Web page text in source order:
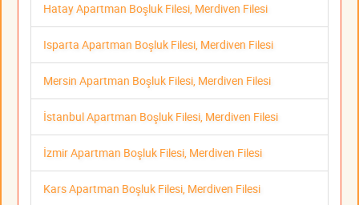
Hatay Apartman Boşluk Filesi, Merdiven Filesi
Isparta Apartman Boşluk Filesi, Merdiven Filesi
Mersin Apartman Boşluk Filesi, Merdiven Filesi
İstanbul Apartman Boşluk Filesi, Merdiven Filesi
İzmir Apartman Boşluk Filesi, Merdiven Filesi
Kars Apartman Boşluk Filesi, Merdiven Filesi